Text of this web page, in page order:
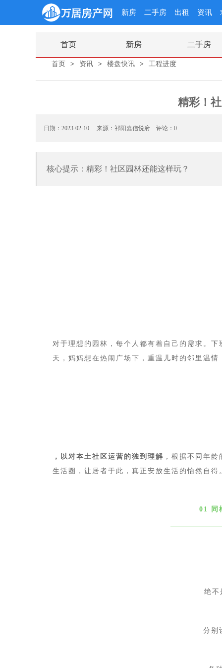
新房 二手房 出租 资讯
首页 新房 二手房
首页 > 资讯 > 楼盘快讯 > 工程进度
精彩！
日期：2023-02-10 来源：祁阳嘉信悦府 评论：0
核心提示：精彩！社区园林还能这样玩？
对于理想的园林，每个人都有着自己的需求。
天，妈妈想在热闹广场下，重温儿时的邻里温
，以对本土社区运营的独到理解 ，根据不同年
生活圈，让居者于此，真正安放生活的怡然自得
01 同
绝不
分别